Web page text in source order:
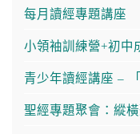
每月讀經專題講座
小領袖訓練營+初
青少年讀經講座 –
聖經專題聚會：縱